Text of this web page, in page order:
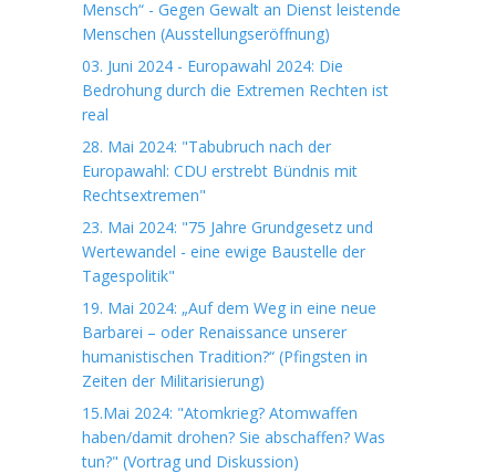
Mensch“ - Gegen Gewalt an Dienst leistende
Menschen (Ausstellungseröffnung)
03. Juni 2024 - Europawahl 2024: Die
Bedrohung durch die Extremen Rechten ist
real
28. Mai 2024: "Tabubruch nach der
Europawahl: CDU erstrebt Bündnis mit
Rechtsextremen"
23. Mai 2024: "75 Jahre Grundgesetz und
Wertewandel - eine ewige Baustelle der
Tagespolitik"
19. Mai 2024: „Auf dem Weg in eine neue
Barbarei – oder Renaissance unserer
humanistischen Tradition?“ (Pfingsten in
Zeiten der Militarisierung)
15.Mai 2024: "Atomkrieg? Atomwaffen
haben/damit drohen? Sie abschaffen? Was
tun?" (Vortrag und Diskussion)